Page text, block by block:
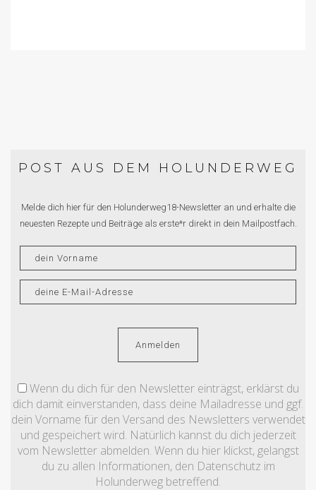
POST AUS DEM HOLUNDERWEG
Melde dich hier für den Holunderweg18-Newsletter an und erhalte die
neuesten Rezepte und Beiträge als erste*r direkt in dein Mailpostfach.
Wenn du dich für den Newsletter einträgst, erklärst du
dich damit einverstanden, dass deine Mailadresse und ggf.
dein Vorname für den Versand des Newsletters verwendet
und gespeichert wird. Natürlich kannst du dich jederzeit
vom Newsletter abmelden. Wenn du hier klickst, gelangst
du zu allen Informationen, den Datenschutz im
Holunderweg betreffend.